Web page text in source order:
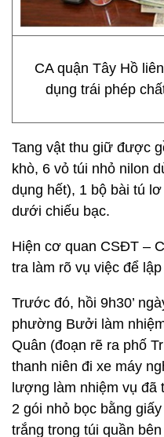
CA quận Tây Hồ
dụng trái phép
Tang vật thu giữ được
khò, 6 vỏ túi nhỏ nilon
dụng hết), 1 bộ bài tú
dưới chiếu bạc.
Hiện cơ quan CSĐT –
tra làm rõ vụ việc để
Trước đó, hồi 9h30’
phường Bưởi làm
Quân (đoạn rẽ ra phố
thanh niên đi xe máy
lượng làm nhiệm vụ đã
2 gói nhỏ bọc bằng
trắng trong túi quần